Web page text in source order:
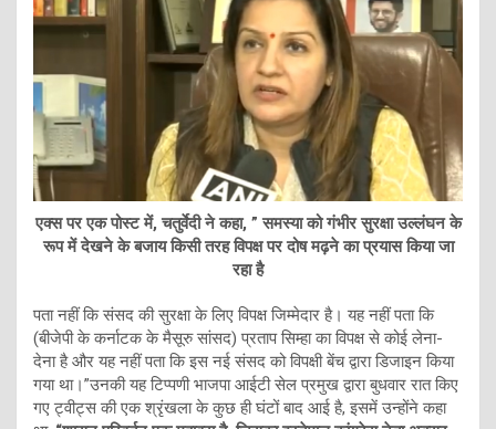
एक्स पर एक पोस्ट में, चतुर्वेदी ने कहा, ” समस्या को गंभीर सुरक्षा उल्लंघन के
रूप में देखने के बजाय किसी तरह विपक्ष पर दोष मढ़ने का प्रयास किया जा
रहा है
पता नहीं कि संसद की सुरक्षा के लिए विपक्ष जिम्मेदार है। यह नहीं पता कि
(बीजेपी के कर्नाटक के मैसूरु सांसद) प्रताप सिम्हा का विपक्ष से कोई लेना-
देना है और यह नहीं पता कि इस नई संसद को विपक्षी बेंच द्वारा डिजाइन किया
गया था।”उनकी यह टिप्पणी भाजपा आईटी सेल प्रमुख द्वारा बुधवार रात किए
गए ट्वीट्स की एक श्रृंखला के कुछ ही घंटों बाद आई है, इसमें उन्होंने कहा